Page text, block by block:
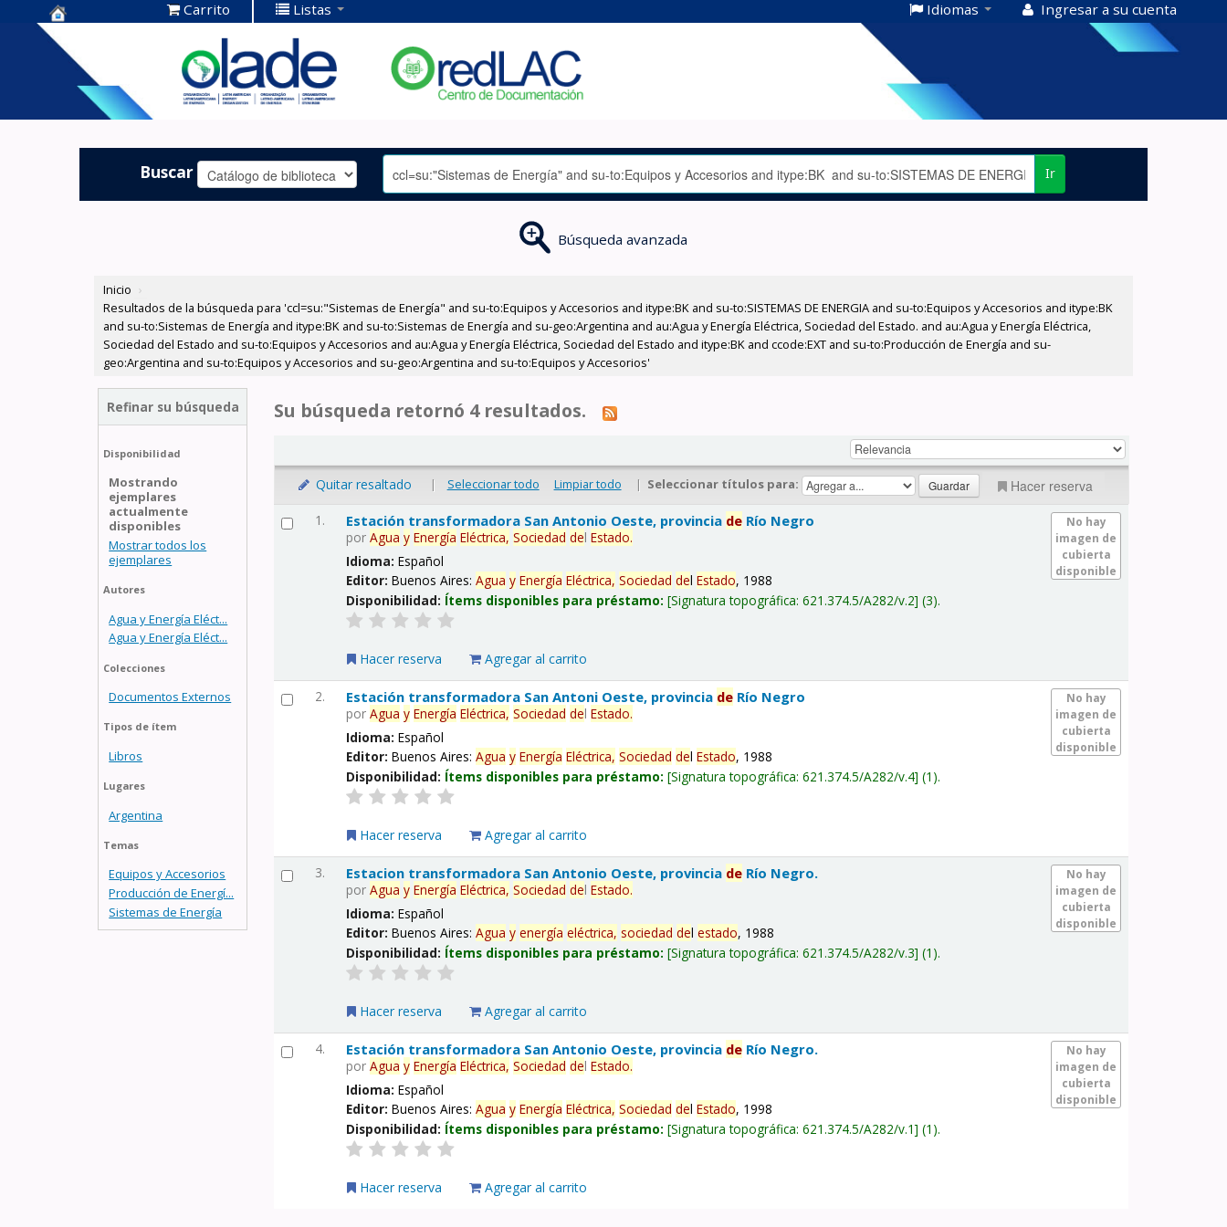
Centro de
Documentación
OLADE -
Carrito Listas Idiomas Ingresar a su cuenta
Buscar Ir
Búsqueda avanzada
Inicio ›
Resultados de la búsqueda para 'ccl=su:"Sistemas de Energía" and su-to:Equipos y Accesorios and itype:BK and su-to:SISTEMAS DE ENERGIA and su-to:Equipos y Accesorios and itype:BK
and su-to:Sistemas de Energía and itype:BK and su-to:Sistemas de Energía and su-geo:Argentina and au:Agua y Energía Eléctrica, Sociedad del Estado. and au:Agua y Energía Eléctrica,
Sociedad del Estado and su-to:Equipos y Accesorios and au:Agua y Energía Eléctrica, Sociedad del Estado and itype:BK and ccode:EXT and su-to:Producción de Energía and su-
geo:Argentina and su-to:Equipos y Accesorios and su-geo:Argentina and su-to:Equipos y Accesorios'
Refinar su búsqueda
Disponibilidad
Mostrando
ejemplares
actualmente
disponibles
Mostrar todos los
ejemplares
Autores
Agua y Energía Eléct...
Agua y Energía Eléct...
Colecciones
Documentos Externos
Tipos de ítem
Libros
Lugares
Argentina
Temas
Equipos y Accesorios
Producción de Energí...
Sistemas de Energía
Su búsqueda retornó 4 resultados.
Quitar resaltado | Seleccionar todo Limpiar todo | Seleccionar títulos para: Hacer reserva
1.
No hay
imagen de
cubierta
disponible
Estación transformadora San Antonio Oeste, provincia de Río Negro
porAgua y Energía Eléctrica, Sociedad delEstado.
Idioma:Español
Editor:Buenos Aires:Agua y Energía Eléctrica, Sociedad delEstado, 1988
Disponibilidad: Ítems disponibles para préstamo: Signatura topográfica:621.374.5/A282/v.2 (3).
Hacer reserva Agregar al carrito
2.
No hay
imagen de
cubierta
disponible
Estación transformadora San Antoni Oeste, provincia de Río Negro
porAgua y Energía Eléctrica, Sociedad delEstado.
Idioma:Español
Editor:Buenos Aires:Agua y Energía Eléctrica, Sociedad delEstado, 1988
Disponibilidad: Ítems disponibles para préstamo: Signatura topográfica:621.374.5/A282/v.4 (1).
Hacer reserva Agregar al carrito
3.
No hay
imagen de
cubierta
disponible
Estacion transformadora San Antonio Oeste, provincia de Río Negro.
porAgua y Energía Eléctrica, Sociedad delEstado.
Idioma:Español
Editor:Buenos Aires:Agua y energía eléctrica, sociedad delestado, 1988
Disponibilidad: Ítems disponibles para préstamo: Signatura topográfica:621.374.5/A282/v.3 (1).
Hacer reserva Agregar al carrito
4.
No hay
imagen de
cubierta
disponible
Estación transformadora San Antonio Oeste, provincia de Río Negro.
porAgua y Energía Eléctrica, Sociedad delEstado.
Idioma:Español
Editor:Buenos Aires:Agua y Energía Eléctrica, Sociedad delEstado, 1998
Disponibilidad: Ítems disponibles para préstamo: Signatura topográfica:621.374.5/A282/v.1 (1).
Hacer reserva Agregar al carrito